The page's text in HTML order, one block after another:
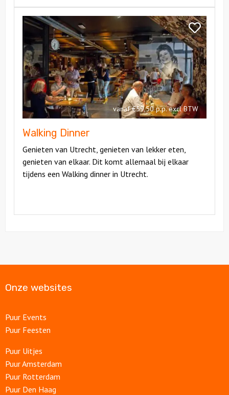
Bekijk
Walking
Dinner
vanaf €59,50 p.p. excl BTW
Walking Dinner
Genieten van Utrecht, genieten van lekker eten,
genieten van elkaar. Dit komt allemaal bij elkaar
tijdens een Walking dinner in Utrecht.
Walking
Dinner
Onze websites
Puur Events
Puur Feesten
Puur Uitjes
Puur Amsterdam
Puur Rotterdam
Puur Den Haag